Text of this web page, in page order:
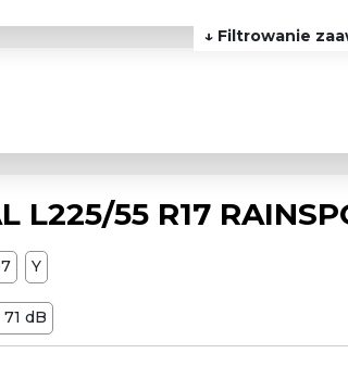
↓ Filtrowanie
L225/55 R17
97 Y
71 dB